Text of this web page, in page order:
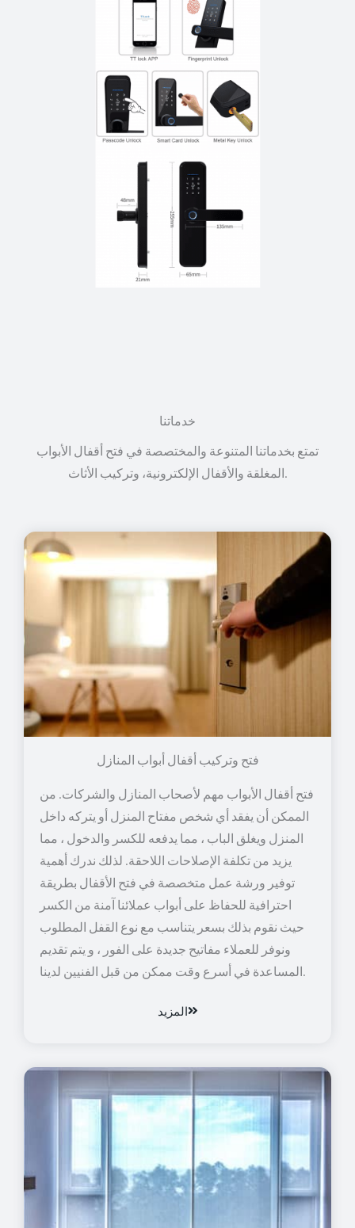
خدماتنا
تمتع بخدماتنا المتنوعة والمختصصة في فتح أقفال الأبواب
فتح وتركيب أقفال أبواب المنازل
فتح أقفال الأبواب مهم لأصحاب المنازل والشركات. من
الممكن أن يفقد أي شخص مفتاح المنزل أو يتركه داخل
المنزل ويغلق الباب ، مما يدفعه للكسر والدخول ، مما
يزيد من تكلفة الإصلاحات اللاحقة. لذلك ندرك أهمية
توفير ورشة عمل متخصصة في فتح الأقفال بطريقة
احترافية للحفاظ على أبواب عملائنا آمنة من الكسر
حيث نقوم بذلك بسعر يتناسب مع نوع القفل المطلوب
ونوفر للعملاء مفاتيح جديدة على الفور ، و يتم تقديم
المساعدة في أسرع وقت ممكن من قبل الفنيين لدينا.
المزيد